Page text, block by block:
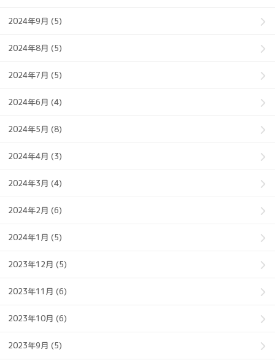
2024年9月 (5)
2024年8月 (5)
2024年7月 (5)
2024年6月 (4)
2024年5月 (8)
2024年4月 (3)
2024年3月 (4)
2024年2月 (6)
2024年1月 (5)
2023年12月 (5)
2023年11月 (6)
2023年10月 (6)
2023年9月 (5)